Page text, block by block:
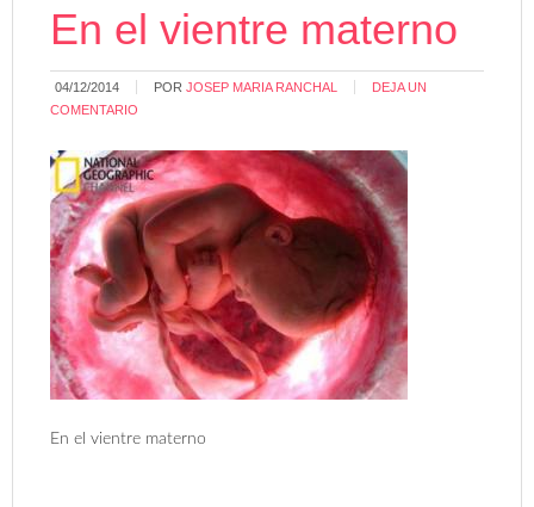
En el vientre materno
04/12/2014 PORJOSEP MARIA RANCHAL
DEJA UN
COMENTARIO
En el vientre materno